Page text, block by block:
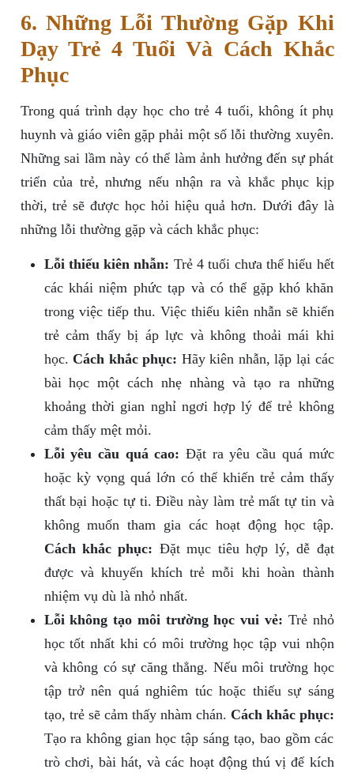
6. Những Lỗi Thường Gặp Khi
Dạy Trẻ 4 Tuổi Và Cách Khắc
Phục
Trong quá trình dạy học cho trẻ 4 tuổi, không ít phụ
huynh và giáo viên gặp phải một số lỗi thường xuyên.
Những sai lầm này có thể làm ảnh hưởng đến sự phát
triển của trẻ, nhưng nếu nhận ra và khắc phục kịp
thời, trẻ sẽ được học hỏi hiệu quả hơn. Dưới đây là
những lỗi thường gặp và cách khắc phục:
Lỗi thiếu kiên nhẫn: Trẻ 4 tuổi chưa thể hiểu hết
các khái niệm phức tạp và có thể gặp khó khăn
trong việc tiếp thu. Việc thiếu kiên nhẫn sẽ khiến
trẻ cảm thấy bị áp lực và không thoải mái khi
học. Cách khắc phục: Hãy kiên nhẫn, lặp lại các
bài học một cách nhẹ nhàng và tạo ra những
khoảng thời gian nghỉ ngơi hợp lý để trẻ không
cảm thấy mệt mỏi.
Lỗi yêu cầu quá cao: Đặt ra yêu cầu quá mức
hoặc kỳ vọng quá lớn có thể khiến trẻ cảm thấy
thất bại hoặc tự ti. Điều này làm trẻ mất tự tin và
không muốn tham gia các hoạt động học tập.
Cách khắc phục: Đặt mục tiêu hợp lý, dễ đạt
được và khuyến khích trẻ mỗi khi hoàn thành
nhiệm vụ dù là nhỏ nhất.
Lỗi không tạo môi trường học vui vẻ: Trẻ nhỏ
học tốt nhất khi có môi trường học tập vui nhộn
và không có sự căng thẳng. Nếu môi trường học
tập trở nên quá nghiêm túc hoặc thiếu sự sáng
tạo, trẻ sẽ cảm thấy nhàm chán. Cách khắc phục:
Tạo ra không gian học tập sáng tạo, bao gồm các
trò chơi, bài hát, và các hoạt động thú vị để kích